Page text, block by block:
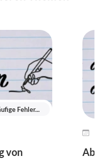
Fehler...
von
Ab